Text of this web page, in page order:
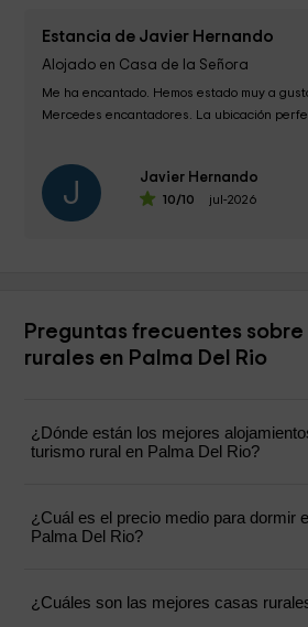
Estancia de Javier Hernando
Alojado en Casa de la Señora
Me ha encantado. Hemos estado muy a
Mercedes encantadores. La ubicación
J Javier Hernando
10/10 jul-2026
Preguntas frecuentes
rurales en Palma Del Rio
¿Dónde están los mejores
turismo rural en Palma Del Rio?
¿Cuál es el precio medio para dormir
Palma Del Rio?
¿Cuáles son las mejores casas